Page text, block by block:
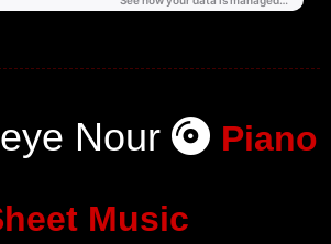
Nour Piano
Music